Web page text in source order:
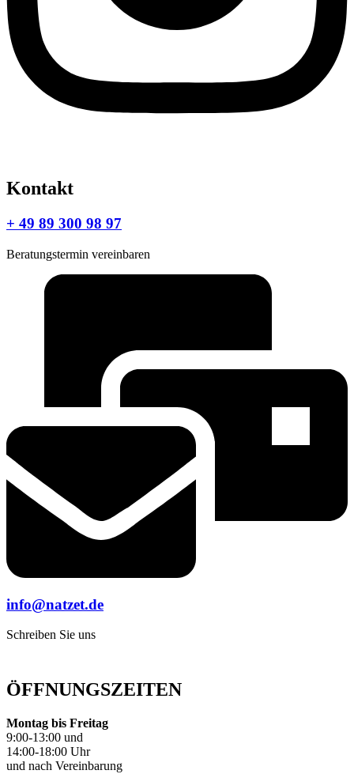
Kontakt
+ 49 89 300 98 97
Beratungstermin vereinbaren
info@natzet.de
Schreiben Sie uns
ÖFFNUNGSZEITEN
Montag bis Freitag
9:00-13:00 und
14:00-18:00 Uhr
und nach Vereinbarung